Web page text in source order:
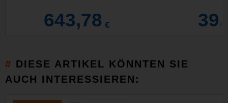
643,78 €
DIESE ARTIKEL KÖNNTEN SIE
AUCH INTERESSIEREN: